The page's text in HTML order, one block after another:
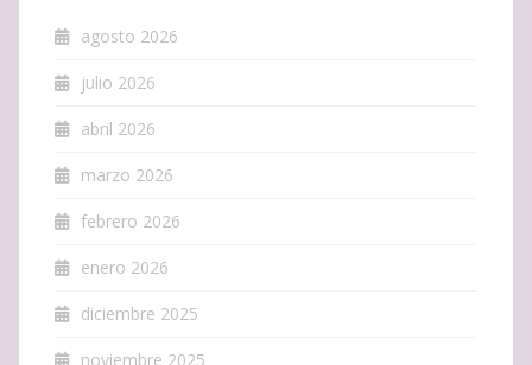
agosto 2026
julio 2026
abril 2026
marzo 2026
febrero 2026
enero 2026
diciembre 2025
noviembre 2025